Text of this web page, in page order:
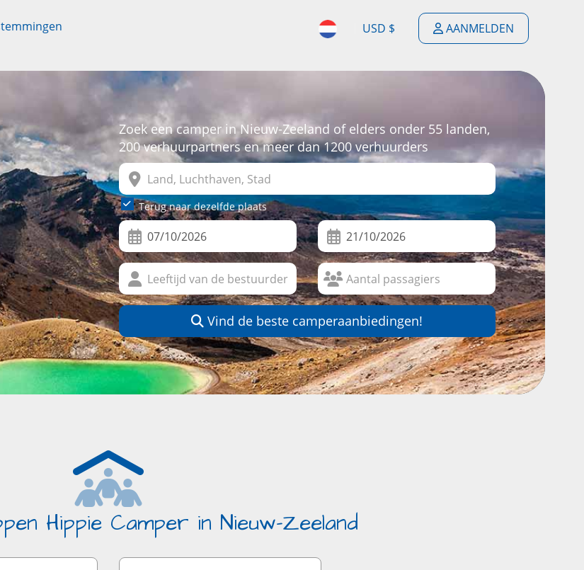
ENGLISH
DEUTSCH
FRANÇAIS
PORTUGUÊS
NEDERLANDSE
ITALIANO
USD $
$
€
R
AANMELDEN
Zoek een camper in Nieuw-Zeeland of elders onder 55 landen,
200 verhuurpartners en meer dan 1200 verhuurders
Terug naar dezelfde plaats
Vind de beste camperaanbiedingen!
Hippie Camper in Nieuw-Zeeland